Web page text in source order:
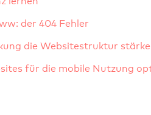
der 404 Fehler
die Websitestruktur
für die mobile Nutzung